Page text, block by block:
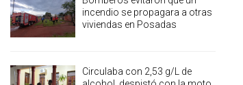
incendio se propagara a otras
viviendas en Posadas
Circulaba con 2,53 g/L de